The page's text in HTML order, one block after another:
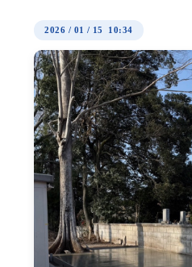
2026 / 01 / 15 10:34